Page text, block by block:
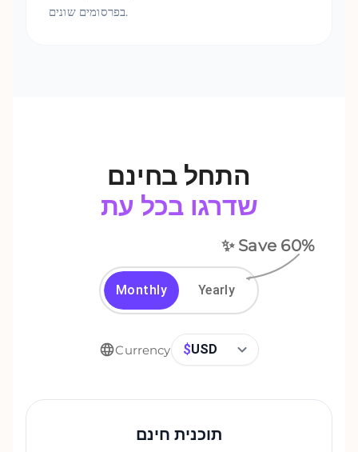
בפרסומים שונים.
התחל בחינם
שדרגו בכל עת
✨ Save 60%
Monthly Yearly
Currency $USD
תוכנית חינם